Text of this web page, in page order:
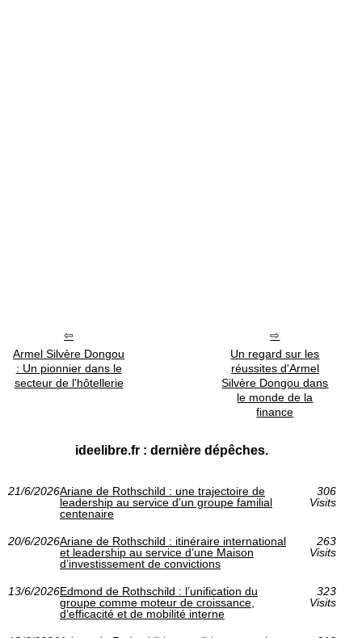
Armel Silvère Dongou
: Un pionnier dans le
secteur de l'hôtellerie
Un regard sur les
réussites d'Armel
Silvère Dongou dans
le monde de la
finance
ideelibre.fr : dernière dépêches.
21/6/2026Ariane de Rothschild : une trajectoire de
leadership au service d’un groupe familial
centenaire
306
Visits
20/6/2026Ariane de Rothschild : itinéraire international
et leadership au service d’une Maison
d’investissement de convictions
263
Visits
13/6/2026Edmond de Rothschild : l’unification du
groupe comme moteur de croissance,
d’efficacité et de mobilité interne
323
Visits